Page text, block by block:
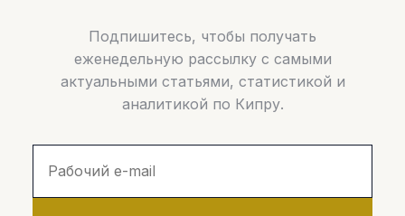
Подпишитесь, чтобы получать
еженедельную рассылку с самыми
актуальными статьями, статистикой и
аналитикой по Кипру.